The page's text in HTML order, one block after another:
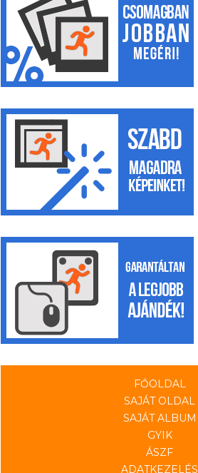
FŐOLDAL
SAJÁT OLDAL
SAJÁT ALBUM
GYIK
ÁSZF
ADATKEZELÉS